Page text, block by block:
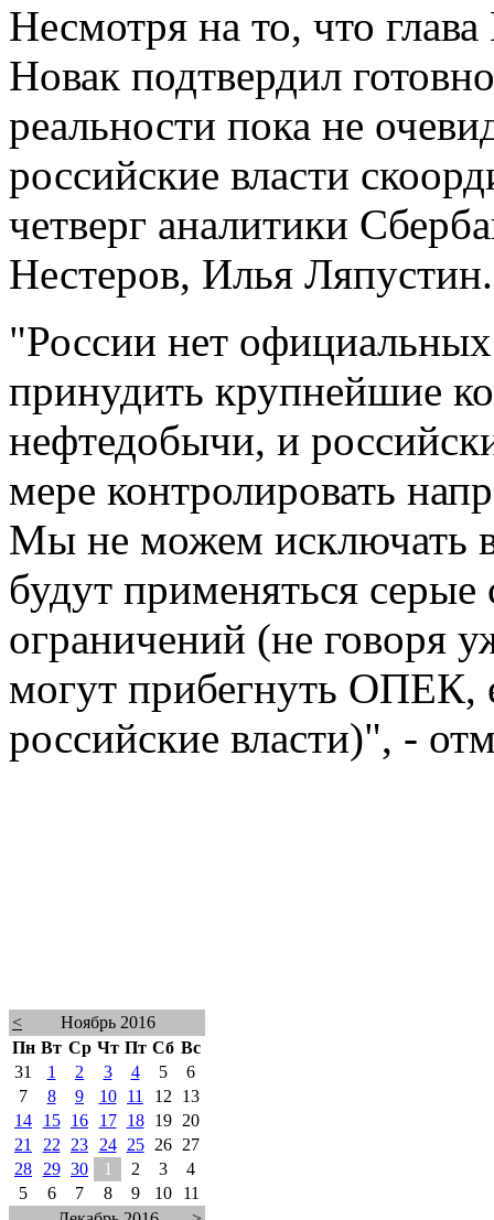
Несмотря на то, что
Новак подтвердил
реальности пока не
российские власти
четверг аналитики
Нестеров, Илья Ляпустин.
"России нет
принудить крупнейшие
нефтедобычи, и
мере контролировать
Мы не можем исключать
будут применяться
ограничений (не говоря
могут прибегнуть ОПЕК,
российские власти)", -
<
Ноябрь 2016
Пн Вт Ср Чт Пт Сб Вс
31
1 2 3 4 5
6
7
8 9 10 11 12
13
14
15 16 17 18 19
20
21
22 23 24 25 26
27
28
29 30 1 2 3
4
5
6 7 8 9 10
11